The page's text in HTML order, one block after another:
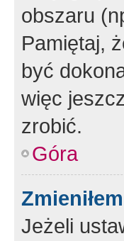
obszaru
Pamiętaj,
być
więc
zrobić.
Góra
Jeżeli